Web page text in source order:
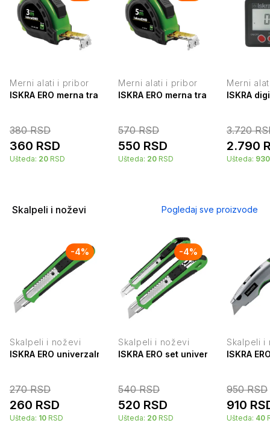
Merni alati i pribor
ISKRA ERO merna traka - ručni metar 3m LD-3N12W
380RSD
360 RSD
Ušteda: 20 RSD
Merni alati i pribor
ISKRA ERO merna traka - ručni
570RSD
550 RSD
Ušteda: 20 RSD
Merni
ISKRA
3.720
2.790
Ušteda: 930
Skalpeli i noževi Pogledaj sve proizvode
-4%
Skalpeli i noževi
ISKRA ERO univerzalni skalpel 38G-L1
270RSD
260 RSD
Ušteda: 10 RSD
-4%
Skalpeli i noževi
ISKRA ERO set univerzalnih
540RSD
520 RSD
Ušteda: 20 RSD
Skalpeli i
ISKRA
950RSD
910
Ušteda: 40